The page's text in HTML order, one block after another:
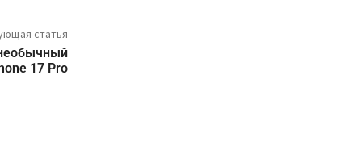
статья
17 Pro